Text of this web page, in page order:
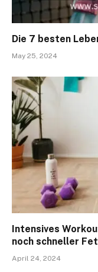
Die 7 besten
May 25, 2024
Intensives
noch schneller
April 24, 2024